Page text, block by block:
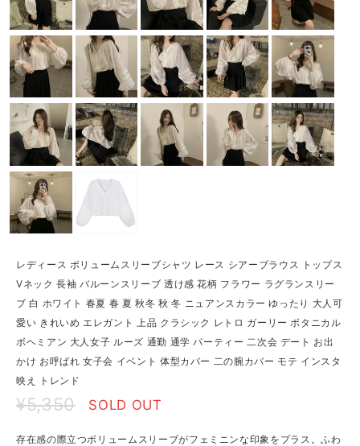
レディース ボリュームスリーブシャツ レース シアーブラウス トップス
Vネック 長袖 バルーンスリーブ 透け感 花柄 フラワー ラグランスリー
ブ 白 ホワイト 春夏 春 夏 秋冬 秋 冬 ニュアンスカラー ゆったり 大人可
愛い きれいめ エレガント 上品 クラシック レトロ ガーリー ボタニカル
ボヘミアン 大人女子 ルーズ 通勤 通学 パーティー 二次会 デート お出
かけ お呼ばれ 女子会 イベント 体型カバー 二の腕カバー モテ インスタ
映え トレンド
¥5,350 SOLD OUT
存在感の際立つボリュームスリーブがフェミニンな印象をプラス。ふわ